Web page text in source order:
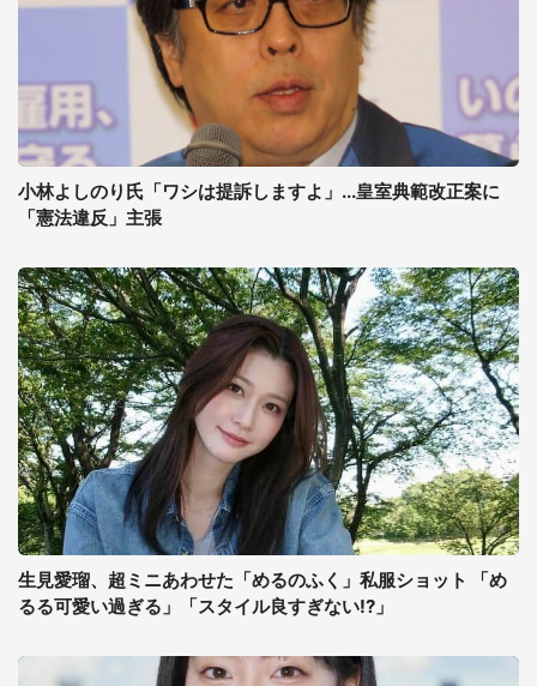
小林よしのり氏「ワシは提訴しますよ」...皇室典範改正案に
「憲法違反」主張
生見愛瑠、超ミニあわせた「めるのふく」私服ショット 「め
るる可愛い過ぎる」「スタイル良すぎない!?」